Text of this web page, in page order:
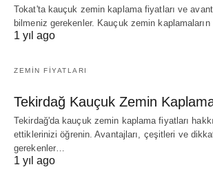
Tokat'ta kauçuk zemin kaplama fiyatları ve
bilmeniz gerekenler. Kauçuk zemin
1 yıl ago
ZEMIN FIYATLARI
Tekirdağ Kauçuk Zemin
Tekirdağ'da kauçuk zemin kaplama fiyatları
ettiklerinizi öğrenin. Avantajları, çeşitleri ve
gerekenler…
1 yıl ago